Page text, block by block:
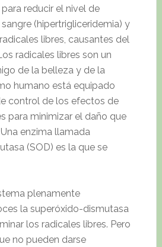
reducir el nivel de
(hipertrigliceridemia) y
libres, causantes del
radicales libres son un
de la belleza y de la
humano está equipado
control de los efectos de
para minimizar el daño que
enzima llamada
(SOD) es la que se
plenamente
la superóxido-dismutasa
los radicales libres. Pero
no pueden darse